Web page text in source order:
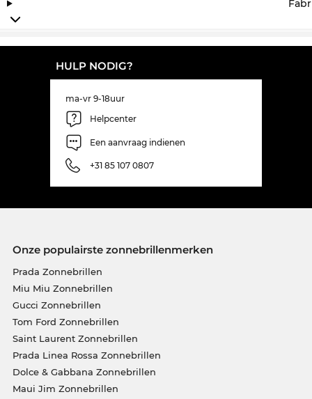
HULP NODIG?
ma-vr 9-18uur
Helpcenter
Een aanvraag indienen
+31 85 107 0807
Onze populairste zonnebrillenmerken
Prada Zonnebrillen
Miu Miu Zonnebrillen
Gucci Zonnebrillen
Tom Ford Zonnebrillen
Saint Laurent Zonnebrillen
Prada Linea Rossa Zonnebrillen
Dolce & Gabbana Zonnebrillen
Maui Jim Zonnebrillen